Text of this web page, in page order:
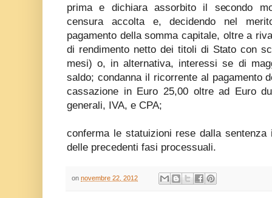
prima e dichiara assorbito il secondo
censura accolta e, decidendo nel
pagamento della somma capitale, oltre a
di rendimento netto dei titoli di Stato con
mesi) o, in alternativa, interessi se di
saldo; condanna il ricorrente al pagamento
cassazione in Euro 25,00 oltre ad Euro
generali, IVA, e CPA;
conferma le statuizioni rese dalla sentenza
delle precedenti fasi processuali.
on novembre 22, 2012